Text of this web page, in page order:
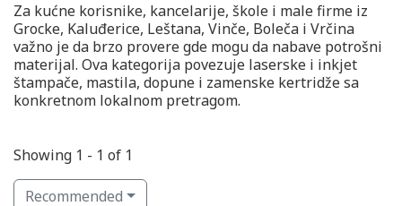
Za kućne korisnike, kancelarije, škole i male firme iz
Grocke, Kaluđerice, Leštana, Vinče, Boleča i Vrčina
važno je da brzo provere gde mogu da nabave potrošni
materijal. Ova kategorija povezuje laserske i inkjet
štampače, mastila, dopune i zamenske kertridže sa
konkretnom lokalnom pretragom.
Showing 1 - 1 of 1
Recommended